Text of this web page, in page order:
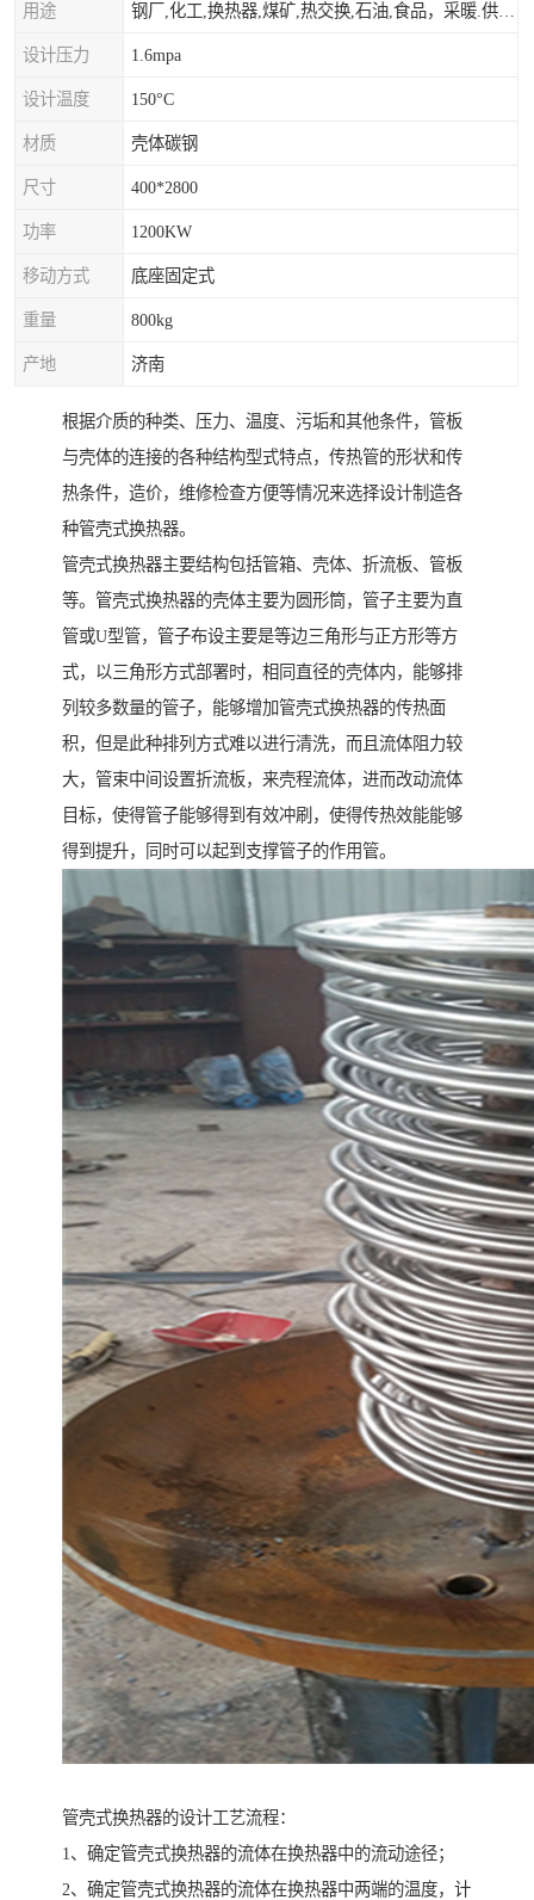
用途
设计压力 1.6mpa
设计温度 150°C
材质 壳体碳钢
尺寸 400*2800
功率 1200KW
移动方式 底座固定式
重量 800kg
产地 济南
根据介质的种类、压力、温度、污垢和其他条件，管板
与壳体的连接的各种结构型式特点，传热管的形状和传
热条件，造价，维修检查方便等情况来选择设计制造各
种管壳式换热器。
管壳式换热器主要结构包括管箱、壳体、折流板、管板
等。管壳式换热器的壳体主要为圆形筒，管子主要为直
管或U型管，管子布设主要是等边三角形与正方形等方
式，以三角形方式部署时，相同直径的壳体内，能够排
列较多数量的管子，能够增加管壳式换热器的传热面
积，但是此种排列方式难以进行清洗，而且流体阻力较
大，管束中间设置折流板，来壳程流体，进而改动流体
目标，使得管子能够得到有效冲刷，使得传热效能能够
得到提升，同时可以起到支撑管子的作用管。
管壳式换热器的设计工艺流程：
1、确定管壳式换热器的流体在换热器中的流动途径；
2、确定管壳式换热器的流体在换热器中两端的温度，计